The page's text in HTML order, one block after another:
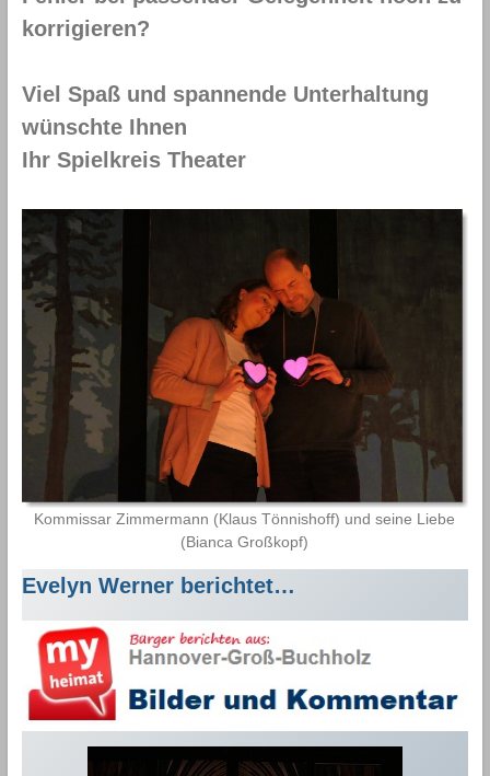
korrigieren?
Viel Spaß und spannende Unterhaltung
wünschte Ihnen
Ihr Spielkreis Theater
Kommissar Zimmermann (Klaus Tönnishoff) und seine Liebe
(Bianca Großkopf)
Evelyn Werner berichtet…